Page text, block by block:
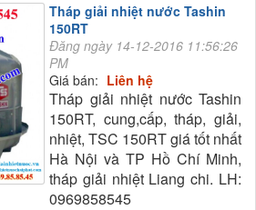
Tháp giải nhiệt nước Tashin
150RT
Đăng ngày 14-12-2016 11:56:26
PM
Giá bán: Liên hệ
Tháp giải nhiệt nước Tashin
150RT, cung,cấp, tháp, giải,
nhiệt, TSC 150RT giá tốt nhất
Hà Nội và TP Hồ Chí Minh,
tháp giải nhiệt Liang chi. LH:
0969858545